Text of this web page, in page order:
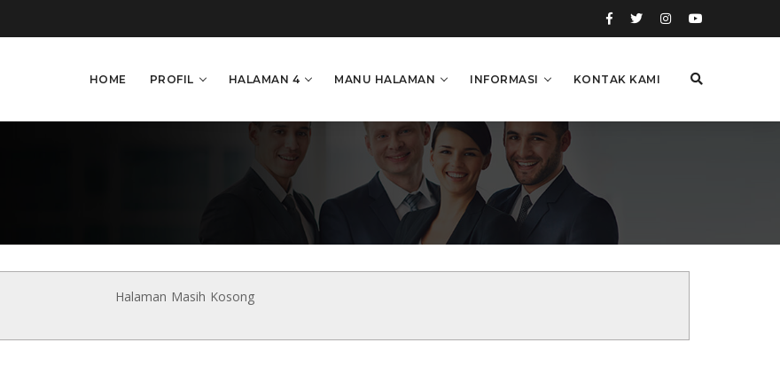
HOME PROFIL HALAMAN 4 MANU HALAMAN INFORMASI KONTAK KAMI
Halaman Masih Kosong